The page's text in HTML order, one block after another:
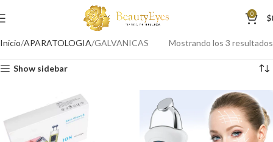
0 $
Inicio APARATOLOGIA GALVANICAS Mostrando los 3 resultados
Show sidebar